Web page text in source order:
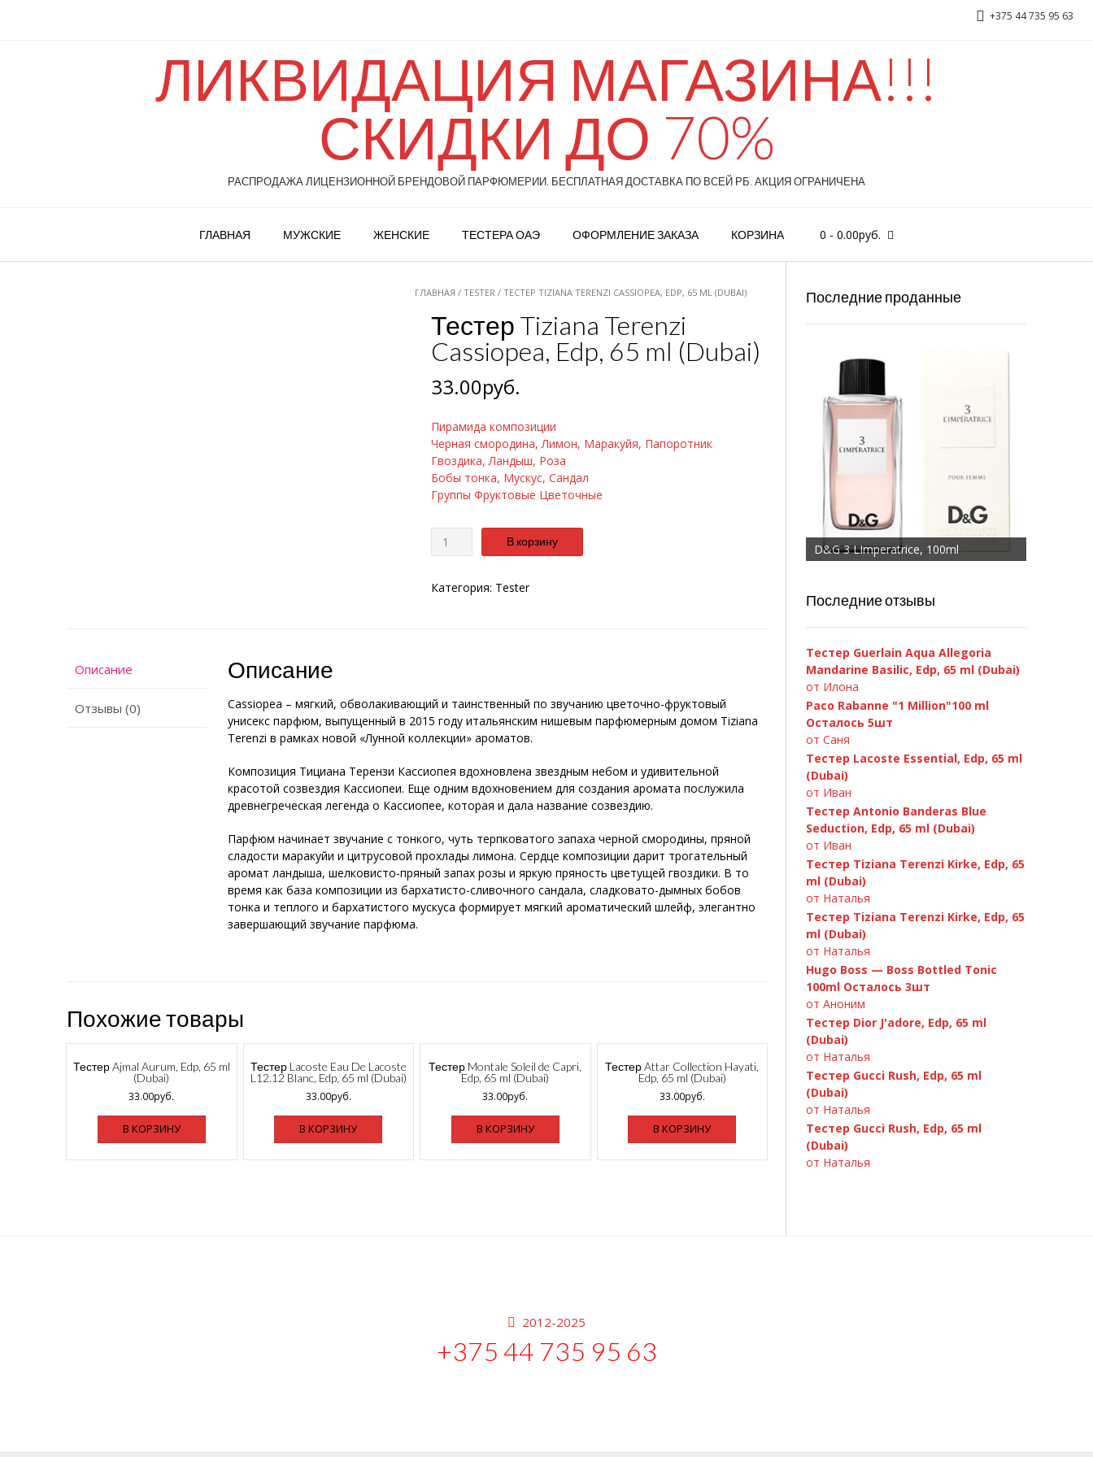
+375 44 735 95 63
ЛИКВИДАЦИЯ МАГАЗИНА!!!
СКИДКИ ДО 70%
РАСПРОДАЖА ЛИЦЕНЗИОННОЙ БРЕНДОВОЙ ПАРФЮМЕРИИ. БЕСПЛАТНАЯ ДОСТАВКА ПО ВСЕЙ РБ. АКЦИЯ ОГРАНИЧЕНА
ГЛАВНАЯ МУЖСКИЕ ЖЕНСКИЕ ТЕСТЕРА ОАЭ ОФОРМЛЕНИЕ ЗАКАЗА КОРЗИНА 0 - 0.00руб.
ГЛАВНАЯ /TESTER / ТЕСТЕР TIZIANA TERENZI CASSIOPEA, EDP, 65 ML (DUBAI)
Тестер Tiziana Terenzi
Cassiopea, Edp, 65 ml (Dubai)
33.00руб.
Пирамида композиции
Черная смородина, Лимон, Маракуйя, Папоротник
Гвоздика, Ландыш, Роза
Бобы тонка, Мускус, Сандал
Группы Фруктовые Цветочные
Количество В корзину
Категория: Tester
Описание
Отзывы (0)
Описание
Cassiopea – мягкий, обволакивающий и таинственный по звучанию цветочно-фруктовый
унисекс парфюм, выпущенный в 2015 году итальянским нишевым парфюмерным домом Tiziana
Terenzi в рамках новой «Лунной коллекции» ароматов.
Композиция Тициана Терензи Кассиопея вдохновлена звездным небом и удивительной
красотой созвездия Кассиопеи. Еще одним вдохновением для создания аромата послужила
древнегреческая легенда о Кассиопее, которая и дала название созвездию.
Парфюм начинает звучание с тонкого, чуть терпковатого запаха черной смородины, пряной
сладости маракуйи и цитрусовой прохлады лимона. Сердце композиции дарит трогательный
аромат ландыша, шелковисто-пряный запах розы и яркую пряность цветущей гвоздики. В то
время как база композиции из бархатисто-сливочного сандала, сладковато-дымных бобов
тонка и теплого и бархатистого мускуса формирует мягкий ароматический шлейф, элегантно
завершающий звучание парфюма.
Похожие товары
Тестер Ajmal Aurum, Edp, 65 ml
(Dubai)
33.00руб.
В КОРЗИНУ
Тестер Lacoste Eau De Lacoste
L12.12 Blanc, Edp, 65 ml (Dubai)
33.00руб.
В КОРЗИНУ
Тестер Montale Soleil de Capri,
Edp, 65 ml (Dubai)
33.00руб.
В КОРЗИНУ
Тестер Attar Collection Hayati,
Edp, 65 ml (Dubai)
33.00руб.
В КОРЗИНУ
Последние проданные
D&G 3 LImperatrice, 100ml
Последние отзывы
Тестер Guerlain Aqua Allegoria
Mandarine Basilic, Edp, 65 ml (Dubai)
от Илона
Paco Rabanne "1 Million"100 ml
Осталось 5шт
от Саня
Тестер Lacoste Essential, Edp, 65 ml
(Dubai)
от Иван
Тестер Antonio Banderas Blue
Seduction, Edp, 65 ml (Dubai)
от Иван
Тестер Tiziana Terenzi Kirke, Edp, 65
ml (Dubai)
от Наталья
Тестер Tiziana Terenzi Kirke, Edp, 65
ml (Dubai)
от Наталья
Hugo Boss — Boss Bottled Tonic
100ml Осталось 3шт
от Аноним
Тестер Dior J'adore, Edp, 65 ml
(Dubai)
от Наталья
Тестер Gucci Rush, Edp, 65 ml
(Dubai)
от Наталья
Тестер Gucci Rush, Edp, 65 ml
(Dubai)
от Наталья
2012-2025
+375 44 735 95 63